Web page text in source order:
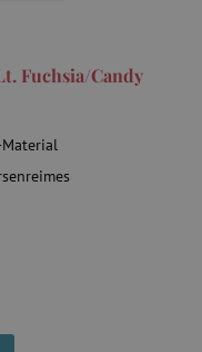
Fuchsia/Candy